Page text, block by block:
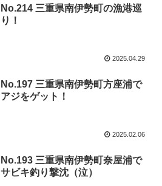
No.214 三重県南伊勢町の漁港巡
り！
2025.04.29
No.197 三重県南伊勢町方座浦で
アジをゲット！
2025.02.06
No.193 三重県南伊勢町奈屋浦で
サビキ釣り撃沈（泣）